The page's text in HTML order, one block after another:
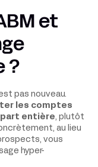
et
?
pas nouveau.
les comptes
part entière, plutôt
au lieu
vous
hyper-